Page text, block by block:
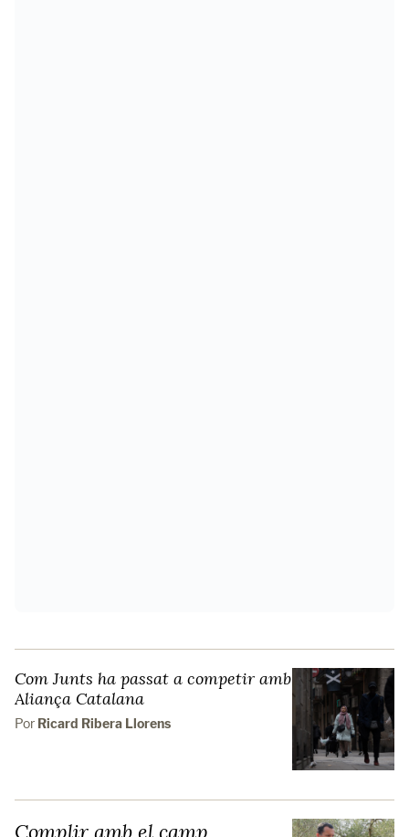
Com Junts ha passat a competir amb
Aliança Catalana
Por Ricard Ribera Llorens
Complir amb el camp